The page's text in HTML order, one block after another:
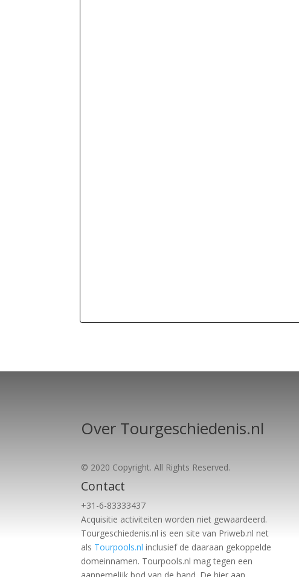
Over Tourgeschiedenis.nl
© 2020 Copyright. All Rights Reserved.
Contact
+31-6-83333437
Acquisitie activiteiten worden niet gewaardeerd.
Tourgeschiedenis.nl is een site van Priweb.nl net
als Tourpools.nl inclusief de daaraan gekoppelde
domeinnamen. Tourpools.nl mag tegen een
aannemelijk bod van de hand. De hier aan